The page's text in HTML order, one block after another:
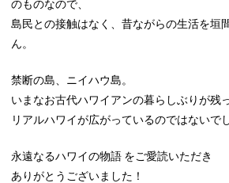
のものなので、
島民との接触はなく、昔ながらの生活を垣
ん。
禁断の島、ニイハウ島。
いまなお古代ハワイアンの暮らしぶりが残
リアルハワイが広がっているのではないで
永遠なるハワイの物語 をご愛読いただき
ありがとうございました！